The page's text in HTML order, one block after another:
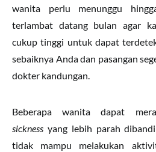
wanita perlu menunggu
terlambat datang bulan agar
cukup tinggi untuk dapat
sebaiknya Anda dan pasangan
dokter kandungan.
Beberapa wanita dapat
sickness yang lebih parah
tidak mampu melakukan